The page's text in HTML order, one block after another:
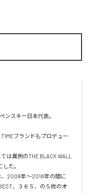
ンスキー日本代表。
ブランドもプロデュー
は異例のTHE BLACK WALL
た。
、2008年〜2018年の間に
、３６５、の５枚のオ